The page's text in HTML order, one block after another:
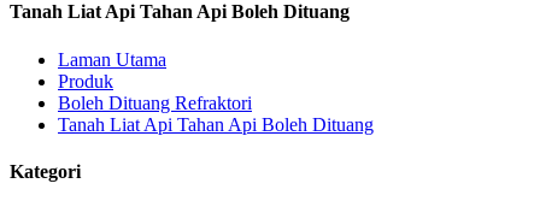
Tanah Liat Api Tahan Api Boleh Dituang
Laman Utama
Produk
Boleh Dituang Refraktori
Tanah Liat Api Tahan Api Boleh Dituang
Kategori